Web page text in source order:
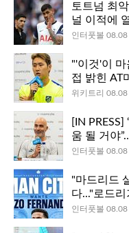
토트넘 최
널 이적에
발 나가라,
인터풋볼 08.08
"'이것'이
접 밝힌 AT
위키트리 08.08
[IN
움 될 거야
인터풋볼 08.08
"마드리드
다..."로드
입 검토"
인터풋볼 08.08